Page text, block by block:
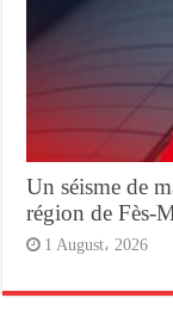
Un séisme de
région de Fès-
1 August، 2026